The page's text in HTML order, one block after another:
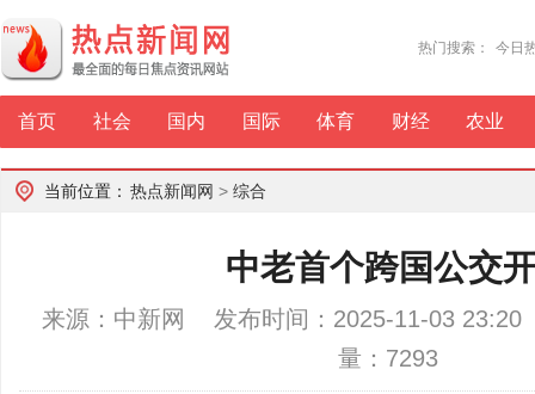
热门搜索： 今日
首页 社会 国内 国际 体育 财经 农业
当前位置： 热点新闻网 > 综合
中老首个跨国公交
来源：中新网 发布时间：2025-11-03
量：7293